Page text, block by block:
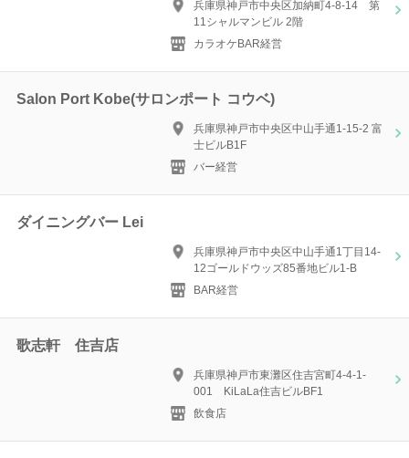
兵庫県神戸市中央区加納町4-8-14 第
11シャルマンビル 2階
カラオケBAR経営
Salon Port Kobe(サロンポート コウベ)
兵庫県神戸市中央区中山手通1-15-2 富
士ビルB1F
バー経営
ダイニングバー Lei
兵庫県神戸市中央区中山手通1丁目14-
12ゴールドウッズ85番地ビル1-B
BAR経営
歌志軒 住吉店
兵庫県神戸市東灘区住吉宮町4-4-1-
001 KiLaLa住吉ビルBF1
飲食店